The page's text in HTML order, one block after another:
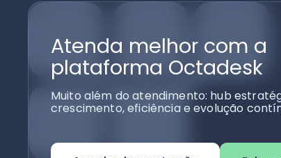
Atenda melhor com a
plataforma Octadesk
Muito além do atendimento: hub
crescimento, eficiência e evolução